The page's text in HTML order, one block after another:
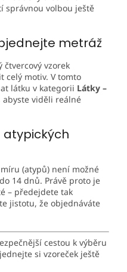
správnou volbou ještě
metráž
čtvercový vzorek
celý motiv. V tomto
látku v kategorii Látky –
abyste viděli reálné
atypických
(atypů) není možné
14 dnů. Právě proto je
– předejdete tak
jistotu, že objednáváte
cestou k výběru
si vzoreček ještě